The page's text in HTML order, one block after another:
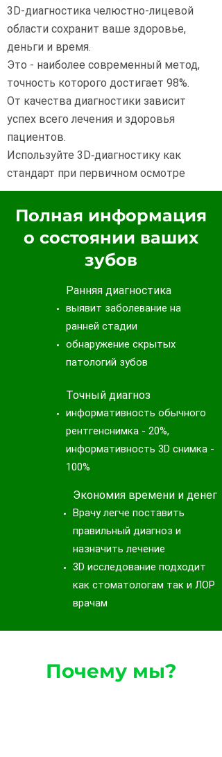
3D-диагностика челюстно-лицевой
области сохранит ваше здоровье,
деньги и время.
Это - наиболее современный метод,
точность которого достигает 98%.
От качества диагностики зависит
успех всего лечения и здоровья
пациентов.
Используйте 3D‑диагностику как
стандарт при первичном осмотре
Полная информация
о состоянии ваших
зубов
Ранняя диагностика
выявит заболевание на
ранней стадии
обнаружение скрытых
патологий зубов
Точный диагноз
информативность обычного
рентгенснимка - 20%,
информативность 3D снимка -
100%
Экономия времени и денег
Врачу легче поставить
правильный диагноз и
назначить лечение
3D исследование подходит
как стоматологам так и ЛОР
врачам
Почему мы?